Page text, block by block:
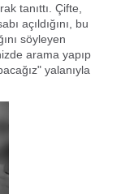
tanıttı. Çifte,
açıldığını, bu
söyleyen
arama yapıp
yalanıyla